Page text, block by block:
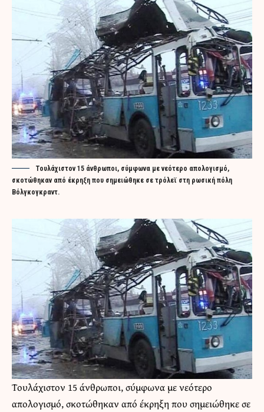
Τουλάχιστον 15 άνθρωποι, σύμφωνα με νεότερο απολογισμό,
σκοτώθηκαν από έκρηξη που σημειώθηκε σε τρόλεϊ στη ρωσική πόλη
Βόλγκογκραντ.
Τουλάχιστον 15 άνθρωποι, σύμφωνα με νεότερο
απολογισμό, σκοτώθηκαν από έκρηξη που σημειώθηκε σε